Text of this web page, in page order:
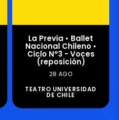
La Previa • Ballet
Nacional Chileno •
Ciclo N°3 - Voces
(reposición)
28 AGO
TEATRO UNIVERSIDAD
DE CHILE